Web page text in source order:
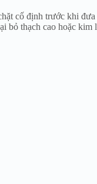
cố định trước khi
bỏ thạch cao hoặc